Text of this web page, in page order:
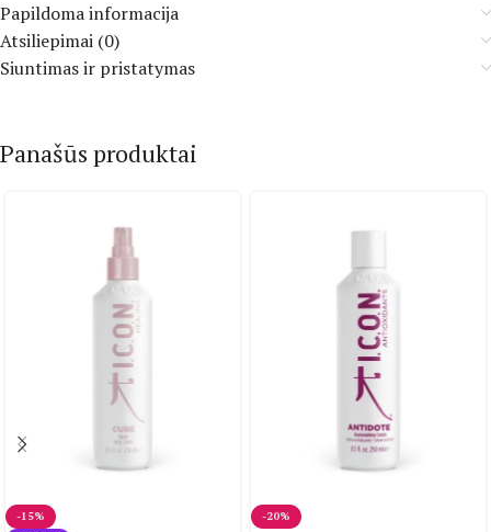
Papildoma informacija
Atsiliepimai (0)
Siuntimas ir pristatymas
Panašūs produktai
-15%
-20%